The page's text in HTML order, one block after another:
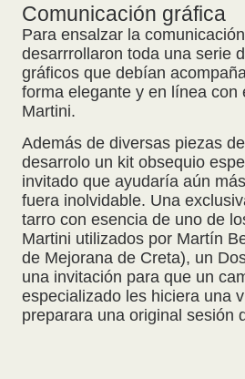
Comunicación gráfica
Para ensalzar la
desarrrollaron toda una serie
gráficos que debían
forma elegante y en línea con
Martini.
Además de diversas piezas
desarrolo un kit obsequio
invitado que ayudaría aún
fuera inolvidable. Una
tarro con esencia de uno de
Martini utilizados por Martín
de Mejorana de Creta), un
una invitación para que un
especializado les hiciera una
preparara una original sesión